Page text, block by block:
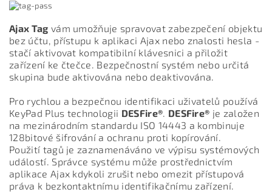
Ajax Tag vám umožňuje spravovat zabezpečení objektu
bez účtu, přístupu k aplikaci Ajax nebo znalosti hesla -
stačí aktivovat kompatibilní klávesnici a přiložit
zařízení ke čtečce. Bezpečnostní systém nebo určitá
skupina bude aktivována nebo deaktivována.
Pro rychlou a bezpečnou identifikaci uživatelů používá
KeyPad Plus technologii DESFire® DESFire® je založen
na mezinárodním standardu ISO 14443 a kombinuje
128bitové šifrování a ochranu proti kopírování.
Použití tagů je zaznamenáváno ve výpisu systémových
událostí. Správce systému může prostřednictvím
aplikace Ajax kdykoli zrušit nebo omezit přístupová
práva k bezkontaktnímu identifikačnímu zařízení.